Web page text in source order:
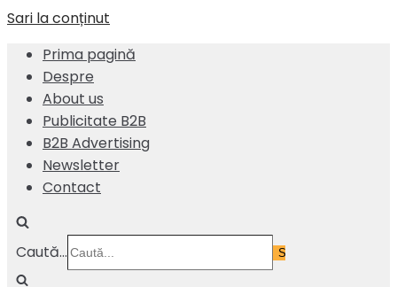
Sari la conținut
Prima pagină
Despre
About us
Publicitate B2B
B2B Advertising
Newsletter
Contact
Caută...